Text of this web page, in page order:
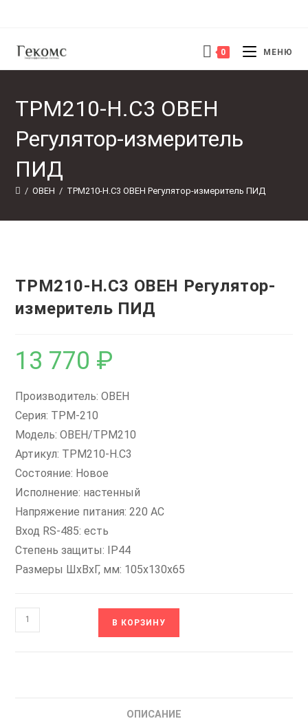
0 МЕНЮ
ТРМ210-Н.С3 ОВЕН
Регулятор-измеритель
ПИД
/ ОВЕН / ТРМ210-Н.С3 ОВЕН Регулятор-измеритель ПИД
ТРМ210-Н.С3 ОВЕН Регулятор-
измеритель ПИД
13 770 ₽
Производитель: ОВЕН
Серия: ТРМ-210
Модель: ОВЕН/ТРМ210
Артикул: ТРМ210-Н.С3
Состояние: Новое
Исполнение: настенный
Напряжение питания: 220 AC
Вход RS-485: есть
Степень защиты: IP44
Размеры ШxВxГ, мм: 105х130х65
Количество
товара
В КОРЗИНУ
ОПИСАНИЕ